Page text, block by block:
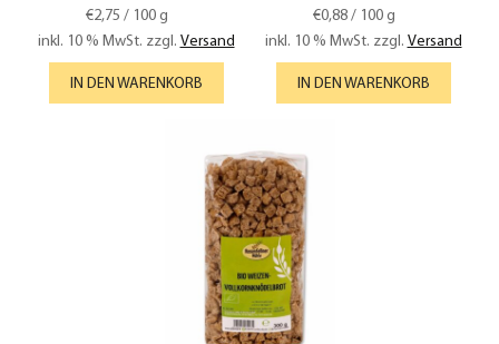
€2,75 / 100 g
inkl. 10 % MwSt. zzgl. Versand
IN DEN WARENKORB
€0,88 / 100 g
inkl. 10 % MwSt. zzgl. Versand
IN DEN WARENKORB